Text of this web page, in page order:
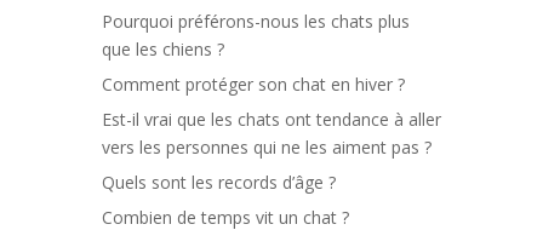
Pourquoi préférons-nous les chats plus
que les chiens ?
Comment protéger son chat en hiver ?
Est-il vrai que les chats ont tendance à aller
vers les personnes qui ne les aiment pas ?
Quels sont les records d’âge ?
Combien de temps vit un chat ?